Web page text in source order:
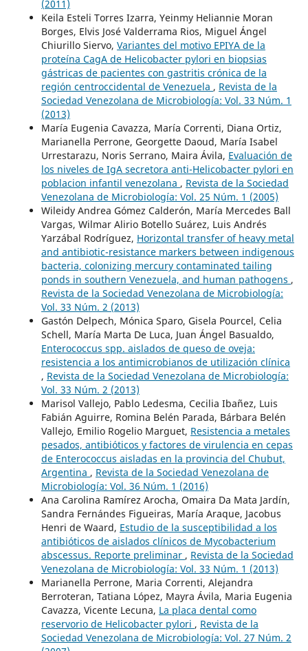
(2011)
Keila Esteli Torres Izarra, Yeinmy Heliannie Moran
Borges, Elvis José Valderrama Rios, Miguel Ángel
Chiurillo Siervo, Variantes del motivo EPIYA de la
proteína CagA de Helicobacter pylori en biopsias
gástricas de pacientes con gastritis crónica de la
región centroccidental de Venezuela , Revista de la
Sociedad Venezolana de Microbiología: Vol. 33 Núm. 1
(2013)
María Eugenia Cavazza, María Correnti, Diana Ortiz,
Marianella Perrone, Georgette Daoud, María Isabel
Urrestarazu, Noris Serrano, Maira Ávila, Evaluación de
los niveles de IgA secretora anti-Helicobacter pylori en
poblacion infantil venezolana , Revista de la Sociedad
Venezolana de Microbiología: Vol. 25 Núm. 1 (2005)
Wileidy Andrea Gómez Calderón, María Mercedes Ball
Vargas, Wilmar Alirio Botello Suárez, Luis Andrés
Yarzábal Rodríguez, Horizontal transfer of heavy metal
and antibiotic-resistance markers between indigenous
bacteria, colonizing mercury contaminated tailing
ponds in southern Venezuela, and human pathogens ,
Revista de la Sociedad Venezolana de Microbiología:
Vol. 33 Núm. 2 (2013)
Gastón Delpech, Mónica Sparo, Gisela Pourcel, Celia
Schell, María Marta De Luca, Juan Ángel Basualdo,
Enterococcus spp. aislados de queso de oveja:
resistencia a los antimicrobianos de utilización clínica
, Revista de la Sociedad Venezolana de Microbiología:
Vol. 33 Núm. 2 (2013)
Marisol Vallejo, Pablo Ledesma, Cecilia Ibañez, Luis
Fabián Aguirre, Romina Belén Parada, Bárbara Belén
Vallejo, Emilio Rogelio Marguet, Resistencia a metales
pesados, antibióticos y factores de virulencia en cepas
de Enterococcus aisladas en la provincia del Chubut,
Argentina , Revista de la Sociedad Venezolana de
Microbiología: Vol. 36 Núm. 1 (2016)
Ana Carolina Ramírez Arocha, Omaira Da Mata Jardín,
Sandra Fernándes Figueiras, María Araque, Jacobus
Henri de Waard, Estudio de la susceptibilidad a los
antibióticos de aislados clínicos de Mycobacterium
abscessus. Reporte preliminar , Revista de la Sociedad
Venezolana de Microbiología: Vol. 33 Núm. 1 (2013)
Marianella Perrone, Maria Correnti, Alejandra
Berroteran, Tatiana López, Mayra Ávila, Maria Eugenia
Cavazza, Vicente Lecuna, La placa dental como
reservorio de Helicobacter pylori , Revista de la
Sociedad Venezolana de Microbiología: Vol. 27 Núm. 2